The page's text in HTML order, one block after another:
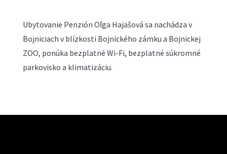
Ubytovanie Penzión Oľga Hajašová sa nachádza v
Bojniciach v blízkosti Bojnického zámku a Bojnickej
ZOO, ponúka bezplatné Wi-Fi, bezplatné súkromné
parkovisko a klimatizáciu.